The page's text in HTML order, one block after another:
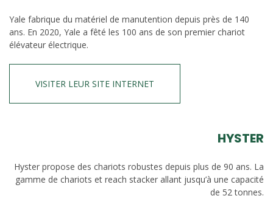
Yale fabrique du matériel de manutention depuis près de 140
ans. En 2020, Yale a fêté les 100 ans de son premier chariot
élévateur électrique.
VISITER LEUR SITE INTERNET
HYSTER
Hyster propose des chariots robustes depuis plus de 90 ans. La
gamme de chariots et reach stacker allant jusqu’à une capacité
de 52 tonnes.